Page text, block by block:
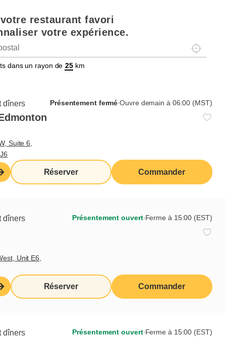
restaurant favori
votre expérience.
Localisez-
dans un rayon de km
dîners Présentement fermé∙Ouvre demain à 06:00 (MST)
Suite 6,
Réserver Commander
dîners Présentement ouvert∙Ferme à 15:00 (EST)
Unit E6,
Réserver Commander
dîners Présentement ouvert∙Ferme à 15:00 (EST)